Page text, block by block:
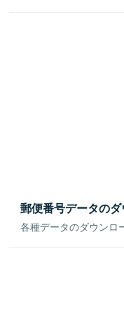
郵便番号データの
各種データのダウンロ